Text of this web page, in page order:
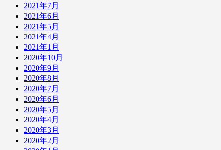
2021年7月
2021年6月
2021年5月
2021年4月
2021年1月
2020年10月
2020年9月
2020年8月
2020年7月
2020年6月
2020年5月
2020年4月
2020年3月
2020年2月